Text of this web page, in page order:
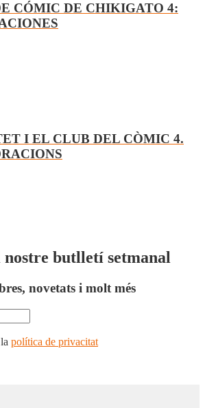
CÓMIC DE CHIKIGATO 4:
I EL CLUB DEL CÒMIC 4.
butlletí setmanal
novetats i molt més
política de privacitat